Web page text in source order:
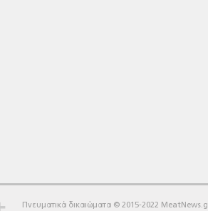
Πνευματικά δικαιώματα © 2015-2022